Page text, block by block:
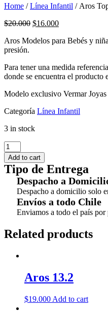
Home /Línea Infantil / Aros
$20.000 $16.000
Aros Modelos para Bebés y
presión.
Para tener una medida
donde se encuentra el producto
Modelo exclusivo Vermar Joyas
Categoría Línea Infantil
3 in stock
Aros
Tope
27
Negro
quantity
Add to cart
Tipo de Entrega
Despacho a
Despacho a domicilio solo
Envíos a todo Chile
Enviamos a todo el país por
Related products
Aros 13.2
$19.000 Add to cart